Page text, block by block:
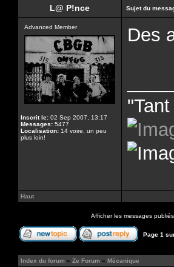
L@ P!nce Sujet du
Advanced Member
Inscrit le: 02 Sep 2007, 13:17
Messages: 5477
Localisation: 14 voire, un peu
plus loin!
Des
Haut
Afficher les messages
Page 1
Index du forum » Ze Forum » Mécanique